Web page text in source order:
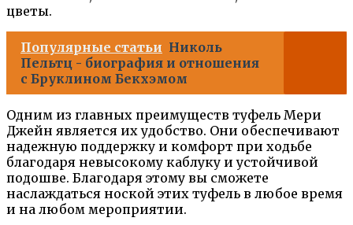
цветы.
Популярные статьи Николь
Пельтц - биография и отношения
с Бруклином Бекхэмом
Одним из главных преимуществ туфель Мери
Джейн является их удобство. Они обеспечивают
надежную поддержку и комфорт при ходьбе
благодаря невысокому каблуку и устойчивой
подошве. Благодаря этому вы сможете
наслаждаться ноской этих туфель в любое время
и на любом мероприятии.